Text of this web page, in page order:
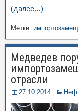
(далее…)
Метки:
Медведев
отрасли
27.10.2014